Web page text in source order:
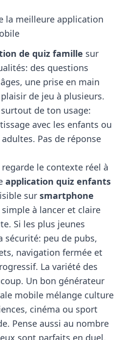
la meilleure application
de quiz famille sur
des questions
une prise en main
de jeu à plusieurs.
de ton usage:
avec les enfants ou
Pas de réponse
le contexte réel à
application quiz enfants
sur smartphone
simple à lancer et claire
Si les plus jeunes
sécurité: peu de pubs,
navigation fermée et
La variété des
Un bon générateur
mobile mélange culture
cinéma ou sport
Pense aussi au nombre
sont parfaits en duel,